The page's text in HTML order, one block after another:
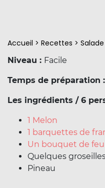
Accueil > Recettes >
Niveau : Facile
Temps de préparation :
Les ingrédients / 6
1 Melon
1 barquettes de
Un bouquet de
Quelques
Pineau